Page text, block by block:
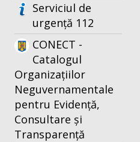
Serviciul de
urgență 112
CONECT -
Catalogul
Organizațiilor
Neguvernamentale
pentru Evidență,
Consultare și
Transparență